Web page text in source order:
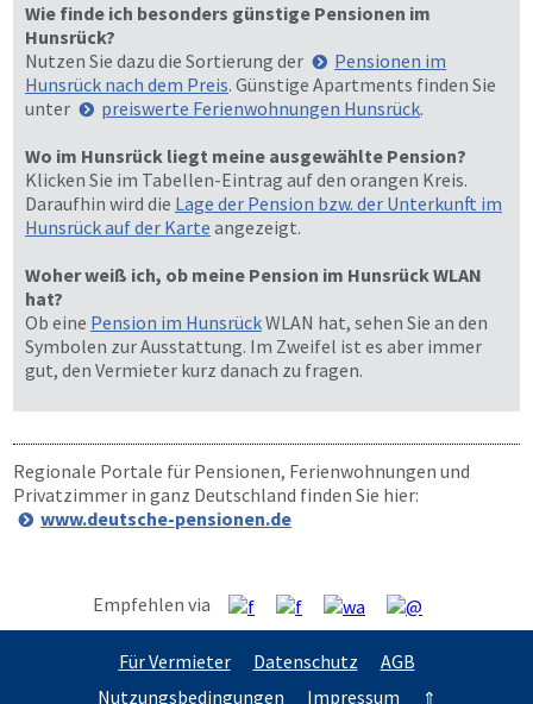
Wie finde ich besonders günstige Pensionen im
Hunsrück?
Nutzen Sie dazu die Sortierung der
Pensionen im
Hunsrück nach dem Preis. Günstige Apartments finden Sie
unter
preiswerte Ferienwohnungen Hunsrück.
Wo im Hunsrück liegt meine ausgewählte Pension?
Klicken Sie im Tabellen-Eintrag auf den orangen Kreis.
Daraufhin wird die Lage der Pension bzw. der Unterkunft im
Hunsrück auf der Karte angezeigt.
Woher weiß ich, ob meine Pension im Hunsrück WLAN
hat?
Ob eine Pension im HunsrückWLAN hat, sehen Sie an den
Symbolen zur Ausstattung. Im Zweifel ist es aber immer
gut, den Vermieter kurz danach zu fragen.
Regionale Portale für Pensionen, Ferienwohnungen und
Privatzimmer in ganz Deutschland finden Sie hier:
www.deutsche-pensionen.de
Empfehlen via
Für Vermieter Datenschutz
AGB
Nutzungsbedingungen
Impressum ⇑